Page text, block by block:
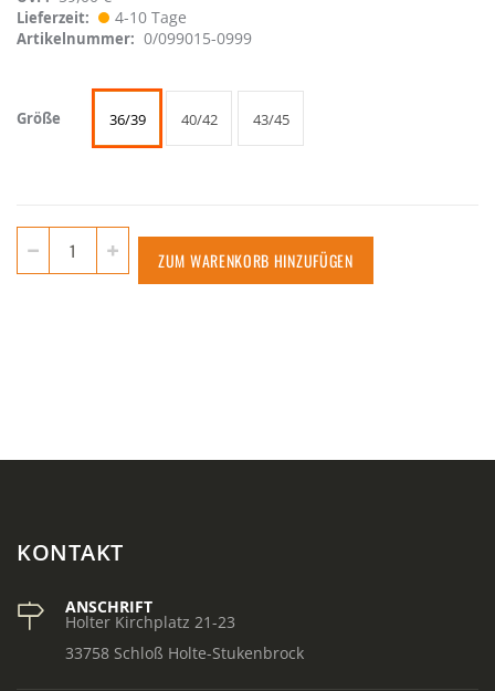
Lieferzeit 4-10 Tage
Artikelnummer 0/099015-0999
Größe 36/39 40/42 43/45
ZUM WARENKORB HINZUFÜGEN
KONTAKT
ANSCHRIFT
Holter Kirchplatz 21-23
33758 Schloß Holte-Stukenbrock